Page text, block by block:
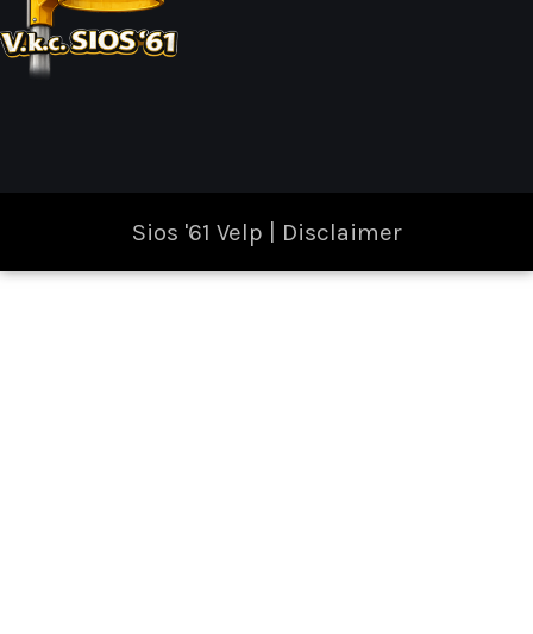
Sios '61 Velp | Disclaimer